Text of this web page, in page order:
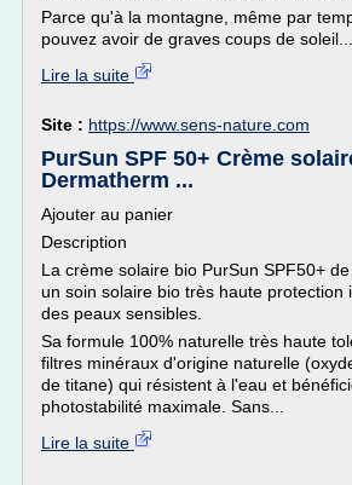
Parce qu'à la montagne, même par
pouvez avoir de graves coups de soleil...
Lire la suite
Site : https://www.sens-nature.com
PurSun SPF 50+ Crème
Dermatherm ...
Ajouter au panier
Description
La crème solaire bio PurSun SPF50+
un soin solaire bio très haute protection
des peaux sensibles.
Sa formule 100% naturelle très haute
filtres minéraux d'origine naturelle
de titane) qui résistent à l'eau et
photostabilité maximale. Sans...
Lire la suite